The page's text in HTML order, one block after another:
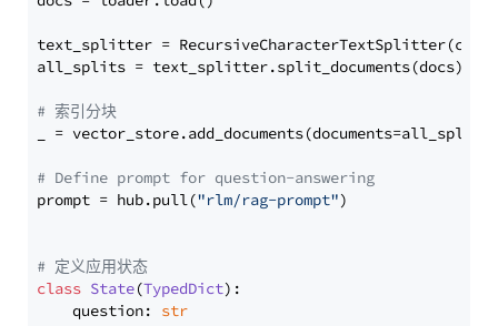
text_splitter =
all_splits = text_splitter.split_documents(docs)
# 索引分块
_ = vector_store.add_documents(documents=all_splits)
# Define prompt for question-answering
prompt = hub.pull("rlm/rag-prompt")
# 定义应用状态
class State(TypedDict):
    question:
str